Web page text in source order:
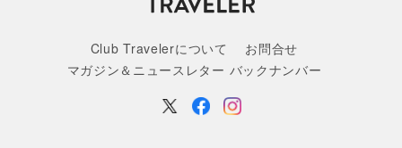
Club Travelerについて
お問合せ
マガジン＆ニュースレター バックナンバー